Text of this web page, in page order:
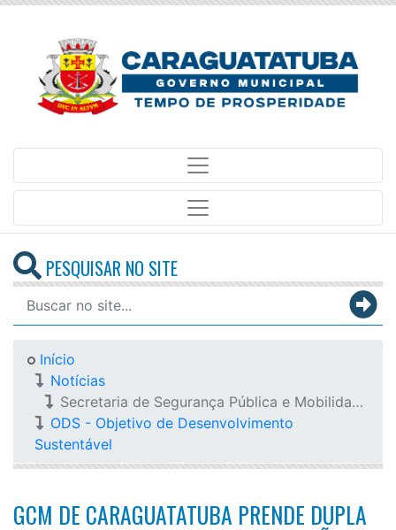
PESQUISAR NO SITE
Início
Notícias
Secretaria de Segurança Pública e Mobilidade Urbana
ODS - Objetivo de Desenvolvimento
Sustentável
GCM DE CARAGUATATUBA PRENDE DUPLA